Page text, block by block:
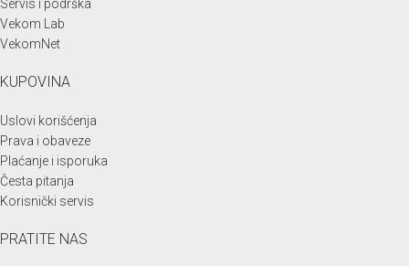
Servis i podrška
Vekom Lab
VekomNet
KUPOVINA
Uslovi korišćenja
Prava i obaveze
Plaćanje i isporuka
Česta pitanja
Korisnički servis
PRATITE NAS